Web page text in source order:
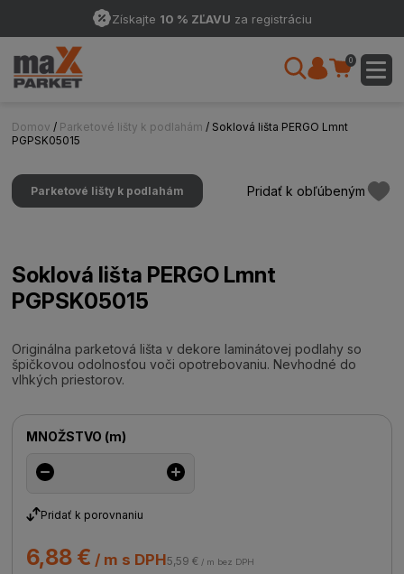
Získajte 10 % ZĽAVU za registráciu
0
Domov / Parketové lišty k podlahám / Soklová lišta PERGO Lmnt
PGPSK05015
Parketové lišty k podlahám Pridať k obľúbeným
Soklová lišta PERGO Lmnt
PGPSK05015
Originálna parketová lišta v dekore laminátovej podlahy so
špičkovou odolnosťou voči opotrebovaniu. Nevhodné do
vlhkých priestorov.
MNOŽSTVO (m)
Pridať k porovnaniu
6,88 € / m s DPH5,59 € / m bez DPH